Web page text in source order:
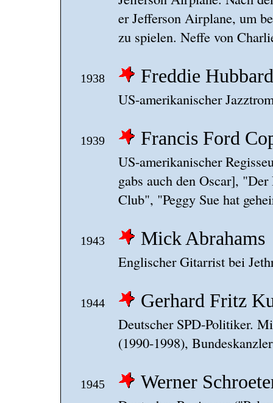
er Jefferson Airplane, um
zu spielen. Neffe von
1938 Freddie Hubbard
US-amerikanischer
1939 Francis Ford
US-amerikanischer
gabs auch den Oscar],
Club", "Peggy Sue hat
1943 Mick Abrahams
Englischer Gitarrist bei
1944 Gerhard Fritz
Deutscher SPD-Politiker.
(1990-1998),
1945 Werner